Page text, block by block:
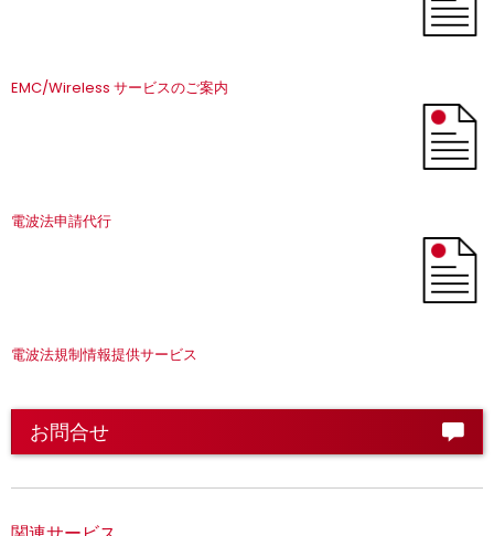
EMC/Wireless サービスのご案内
電波法申請代行
電波法規制情報提供サービス
お問合せ